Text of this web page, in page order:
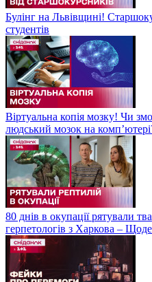
Булінг на Львівщині!
студентів
Віртуальна копія мозку! Чи
людський мозок на
80 днів в окупації рятували
герпетологів з Харкова –